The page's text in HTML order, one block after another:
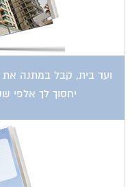
ועד בית, קבל במתנה את
יחסוך לך אלפי